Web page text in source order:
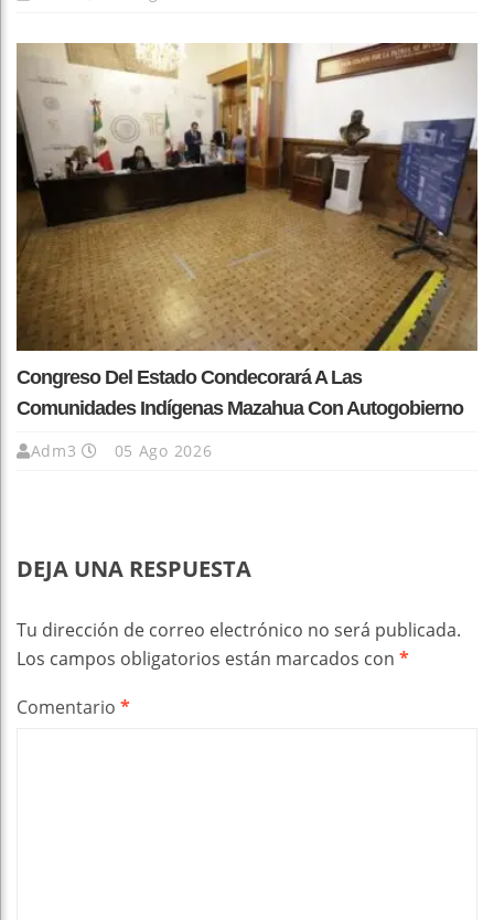
Congreso Del Estado Condecorará A Las
Comunidades Indígenas Mazahua Con Autogobierno
Adm3 05 Ago 2026
DEJA UNA RESPUESTA
Tu dirección de correo electrónico no será publicada.
Los campos obligatorios están marcados con *
Comentario *